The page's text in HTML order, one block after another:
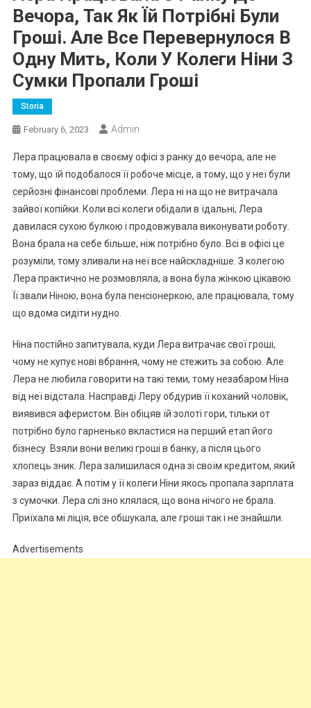
Вечора, Так Як Їй Потрібні Були
Гроші. Але Все Перевернулося В
Одну Мить, Коли У Колеги Ніни З
Сумки Пропали Гроші
Storia
February 6, 2023 Admin
Лера працювала в своєму офісі з ранку до вечора, але не
тому, що їй подобалося її робоче місце, а тому, що у неї були
серйозні фінансові проблеми. Лера ні на що не витрачала
зайвої копійки. Коли всі колеги обідали в їдальні, Лера
давилася сухою булкою і продовжувала виконувати роботу.
Вона брала на себе більше, ніж потрібно було. Всі в офісі це
розуміли, тому зливали на неї все найскладніше. З колегою
Лера практично не розмовляла, а вона була жінкою цікавою.
Її звали Ніною, вона була пенсіонеркою, але працювала, тому
що вдома сидіти нудно.
Ніна постійно запитувала, куди Лера витрачає свої гроші,
чому не купує нові вбрання, чому не стежить за собою. Але
Лера не любила говорити на такі теми, тому незабаром Ніна
від неї відстала. Насправді Леру обдурив її коханий чоловік,
виявився аферистом. Він обіцяв їй золоті гори, тільки от
потрібно було гарненько вкластися на перший етап його
бізнесу. Взяли вони великі гроші в банку, а після цього
хлопець зник. Лера залишилася одна зі своїм кредитом, який
зараз віддає. А потім у її колеги Ніни якось пропала зарплата
з сумочки. Лера слі зно клялася, що вона нічого не брала.
Приїхала мі ліція, все обшукала, але гроші так і не знайшли.
Advertisements